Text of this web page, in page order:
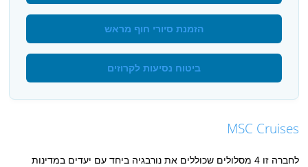
הזמנת סיורי חוף מראש
ביטוח נסיעות לקרוזים
MSC Cruises
לחברה זו 4 מסלולים שכוללים את נורבגיה ביחד עם יעדים במדינות